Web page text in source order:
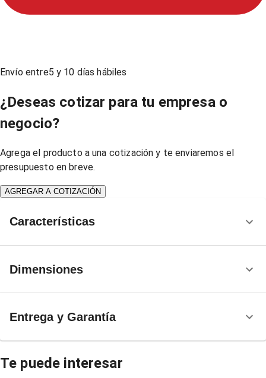
Envío entre5 y 10 días hábiles
¿Deseas cotizar para tu empresa o
negocio?
Agrega el producto a una cotización y te enviaremos el
presupuesto en breve.
AGREGAR A COTIZACIÓN
Características
Dimensiones
Entrega y Garantía
Te puede interesar